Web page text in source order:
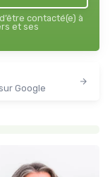
contacté(e) à
et ses
Google